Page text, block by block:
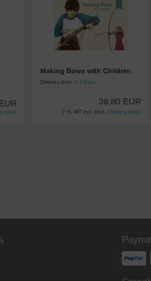
costs
Making Bows with Children
Delivery time: 3-4 Days
39,80 EUR
7 % VAT incl. excl. Shipping costs